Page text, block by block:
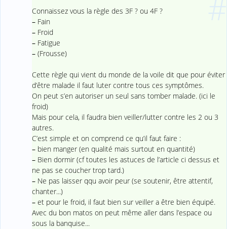
Connaissez vous la règle des 3F ? ou 4F ?
–Fain
–Froid
–Fatigue
–(Frousse)
Cette règle qui vient du monde de la voile dit que pour éviter
d’être malade il faut luter contre tous ces symptômes.
On peut s’en autoriser un seul sans tomber malade. (ici le
froid)
Mais pour cela, il faudra bien veiller/lutter contre les 2 ou 3
autres.
C’est simple et on comprend ce qu’il faut faire :
–bien manger (en qualité mais surtout en quantité)
–Bien dormir (cf toutes les astuces de l’article ci dessus et
ne pas se coucher trop tard.)
–Ne pas laisser qqu avoir peur (se soutenir, être attentif,
chanter...)
–et pour le froid, il faut bien sur veiller a être bien équipé.
Avec du bon matos on peut même aller dans l’espace ou
sous la banquise...